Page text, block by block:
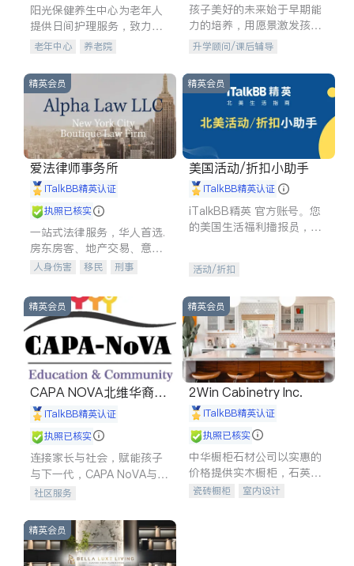
阳光保健养生中心为老年人
提供日间护理服务，致力于
通过持续的护理创新来有效
老年中心 养老院
孩子美好的未来始于早期能
力的培养，用愿景激发孩子
的学习潜力和动力。理念：
拥有成长型心态是成功的基
石。
升学顾问/课后辅导
精英会员
爱法律师事务所
iTalkBB精英认证
执照已核实
一站式法律服务，华人首选.
房东房客、地产交易、意外
伤害、车祸重伤、商业诉
建筑合同、刑事案件全包办
人身伤害 移民
刑事
信托/遗嘱
商业
索赔
律师-其它 保释
精英会员
美国活动/折扣小助手
iTalkBB精英认证
iTalkBB精英 官方账号。您
的美国生活福利播报员，精
专属福利。
活动/折扣
精英会员
CAPA NOVA北维华裔家
长会iTalkBB精英认证
执照已核实
连接家长与社会，赋能孩子
与下一代，CAPA NoVA与您
携手建设包容、公平、充满
社区服务
精英会员
2Win Cabinetry Inc.
iTalkBB精英认证
执照已核实
中华橱柜石材公司以实惠的
价格提供实木橱柜，石英石
台面，多种优质不锈钢水
瓷砖橱柜
室内设计
精英会员